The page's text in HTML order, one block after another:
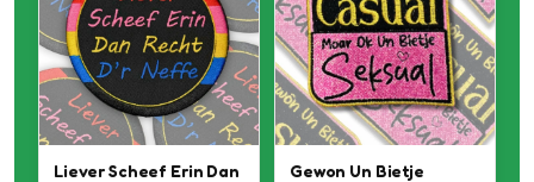
Liever Scheef Erin Dan
Gewon Un Bietje